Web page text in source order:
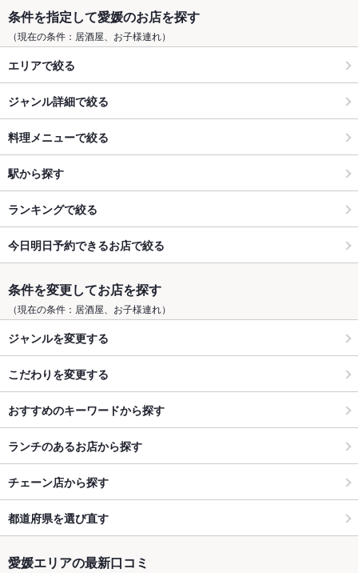
条件を指定して愛媛のお店を探す
（現在の条件：居酒屋、お子様連れ）
エリアで絞る
ジャンル詳細で絞る
料理メニューで絞る
駅から探す
ランキングで絞る
今日明日予約できるお店で絞る
条件を変更してお店を探す
（現在の条件：居酒屋、お子様連れ）
ジャンルを変更する
こだわりを変更する
おすすめのキーワードから探す
ランチのあるお店から探す
チェーン店から探す
都道府県を選び直す
愛媛エリアの最新口コミ